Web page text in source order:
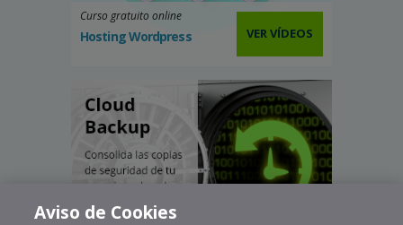
Curso gratuito online
Hosting Wordpress VER VÍDEOS
Aviso de Cookies